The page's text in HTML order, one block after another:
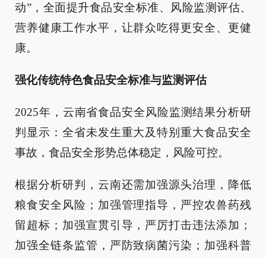
动”，全面提升食品安全标准、风险监测评估、
营养健康工作水平，让群众吃得更安全、更健
康。
强化传统特色食品安全标准与监测评估
2025年，云南省食品安全风险监测结果分析研
判显示：全省未发生重大及特别重大食品安全
事故，食品安全形势总体稳定，风险可控。
根据分析研判，云南还需加强源头治理，降低
粮食安全风险；加强管理指导，严控农兽药残
留超标；加强宣贯引导，严厉打击违法添加；
加强全链条监管，严防致病菌污染；加强科普